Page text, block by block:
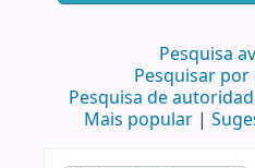
Pesquisa
Pesquisar
Pesquisa de
Mais popular